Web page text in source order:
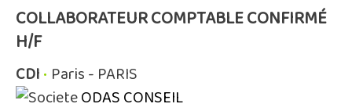
COLLABORATEUR COMPTABLE CONFIRMÉ
H/F
CDI• Paris - PARIS
ODAS CONSEIL